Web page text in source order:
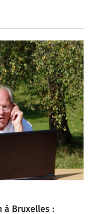
à Bruxelles :